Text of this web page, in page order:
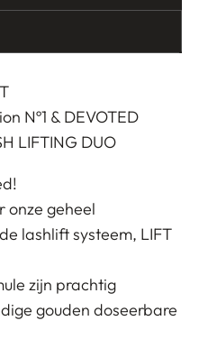
Nº1 & DEVOTED
LIFTING DUO
onze geheel
lashlift systeem, LIFT
zijn prachtig
gouden doseerbare